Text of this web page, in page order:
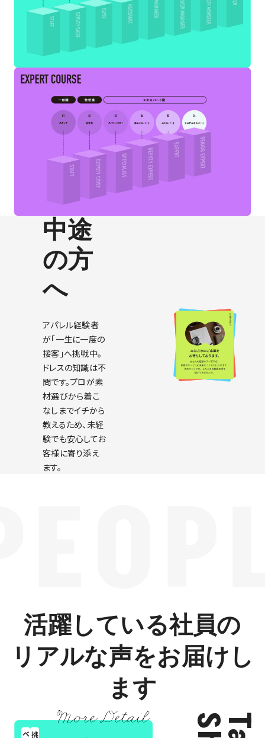
中途
の方
へ
アパレル経験者
が「一生に一度の
接客」へ挑戦中。
ドレスの知識は不
問です。プロが素
材選びから着こ
なしまでイチから
教えるため、未経
験でも安心してお
客様に寄り添え
ます。
活躍している社員の
リアルな声をお届けし
ます